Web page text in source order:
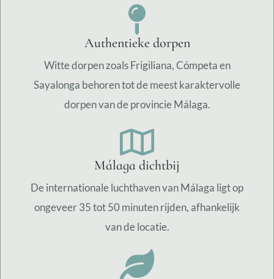
Authentieke dorpen
Witte dorpen zoals Frigiliana, Cómpeta en
Sayalonga behoren tot de meest karaktervolle
dorpen van de provincie Málaga.
Málaga dichtbij
De internationale luchthaven van Málaga ligt op
ongeveer 35 tot 50 minuten rijden, afhankelijk
van de locatie.